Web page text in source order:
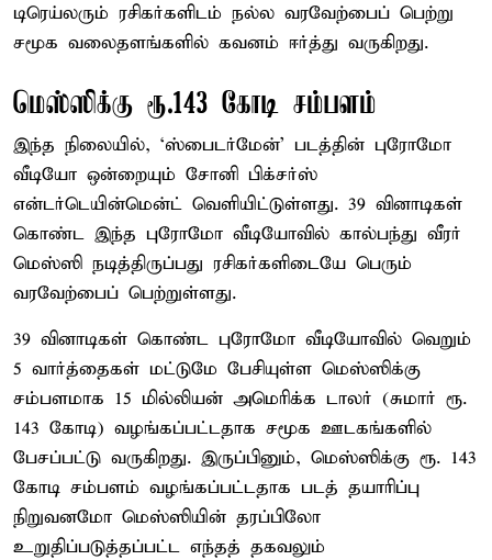
டிரெய்லரும் ரசிகர்களிடம் நல்ல வரவேற்பைப் பெற்று
சமூக வலைதளங்களில் கவனம் ஈர்த்து வருகிறது.
மெஸ்ஸிக்கு ரூ.143 கோடி சம்பளம்
இந்த நிலையில், ‘ஸ்பைடர்மேன்’ படத்தின் புரோமோ
வீடியோ ஒன்றையும் சோனி பிக்சர்ஸ்
என்டர்டெயின்மென்ட் வெளியிட்டுள்ளது. 39 வினாடிகள்
கொண்ட இந்த புரோமோ வீடியோவில் கால்பந்து வீரர்
மெஸ்ஸி நடித்திருப்பது ரசிகர்களிடையே பெரும்
வரவேற்பைப் பெற்றுள்ளது.
39 வினாடிகள் கொண்ட புரோமோ வீடியோவில் வெறும்
5 வார்த்தைகள் மட்டுமே பேசியுள்ள மெஸ்ஸிக்கு
சம்பளமாக 15 மில்லியன் அமெரிக்க டாலர் (சுமார் ரூ.
143 கோடி) வழங்கப்பட்டதாக சமூக ஊடகங்களில்
பேசப்பட்டு வருகிறது. இருப்பினும், மெஸ்ஸிக்கு ரூ. 143
கோடி சம்பளம் வழங்கப்பட்டதாக படத் தயாரிப்பு
நிறுவனமோ மெஸ்ஸியின் தரப்பிலோ
உறுதிப்படுத்தப்பட்ட எந்தத் தகவலும்